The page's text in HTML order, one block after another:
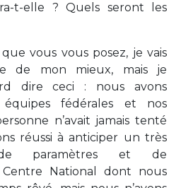
t-elle ? Quels seront les
vous vous posez, je vais
de mon mieux, mais je
dire ceci : nous avons
fédérales et nos
n’avait jamais tenté
réussi à anticiper un très
paramètres et de
National dont nous